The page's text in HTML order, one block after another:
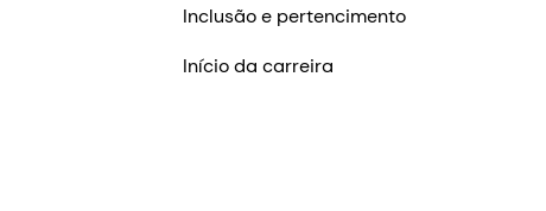
Inclusão e pertencimento
Início da carreira